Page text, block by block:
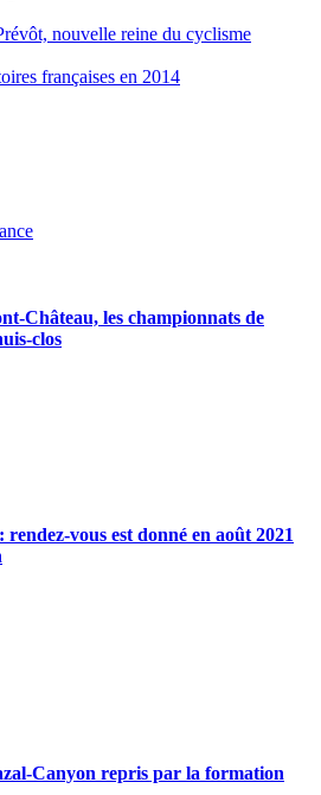
nouvelle reine du cyclisme
françaises en 2014
Château, les championnats de
clos
vous est donné en août 2021
Canyon repris par la formation